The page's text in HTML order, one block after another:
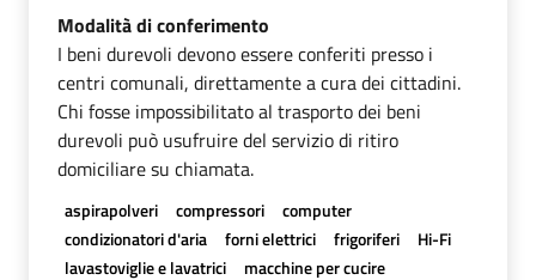
Modalità di conferimento
I beni durevoli devono essere conferiti presso i
centri comunali, direttamente a cura dei cittadini.
Chi fosse impossibilitato al trasporto dei beni
durevoli può usufruire del servizio di ritiro
domiciliare su chiamata.
aspirapolveri compressori
computer
condizionatori d'aria
forni elettrici frigoriferi
Hi-Fi
lavastoviglie e lavatrici
macchine per cucire